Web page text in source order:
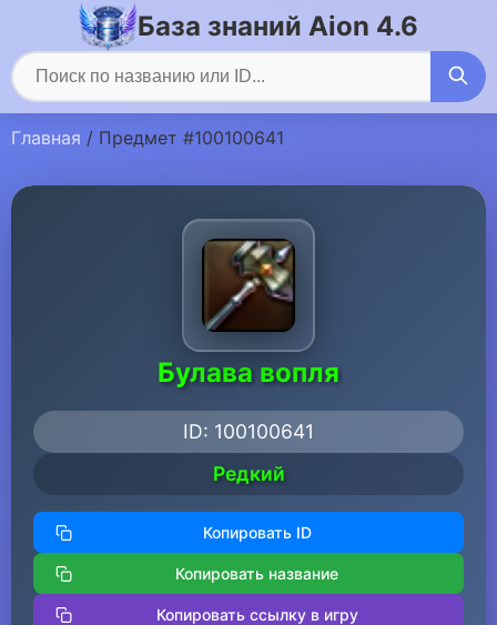
База знаний Aion 4.6
Главная / Предмет #100100641
Булава вопля
ID: 100100641
Редкий
Копировать ID
Копировать название
Копировать ссылку в игру